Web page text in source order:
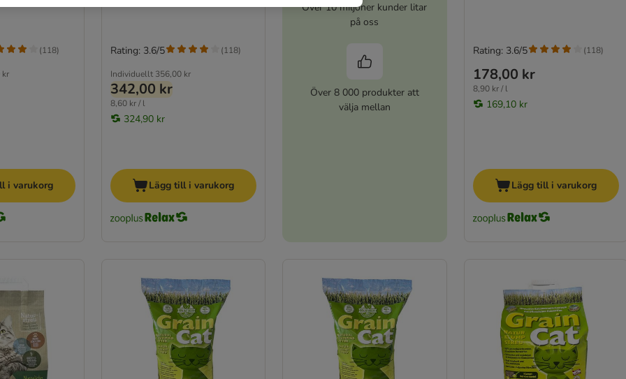
kr
(118)
i varukorg
Individuellt 356,00 kr
342,00 kr
8,60 kr / l
324,90 kr
Rating: 3.6/5 (118)
Lägg till i varukorg
Över 10 miljoner kunder litar
på oss
Över 8 000 produkter att
välja mellan
178,00 kr
8,90 kr / l
169,10 kr
Rating: 3.6/5 (118)
Lägg till i varukorg